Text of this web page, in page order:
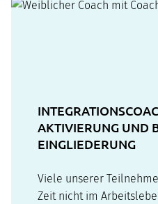
AKTIVIERUNG UND
EINGLIEDERUNG
Viele unserer
Zeit nicht im